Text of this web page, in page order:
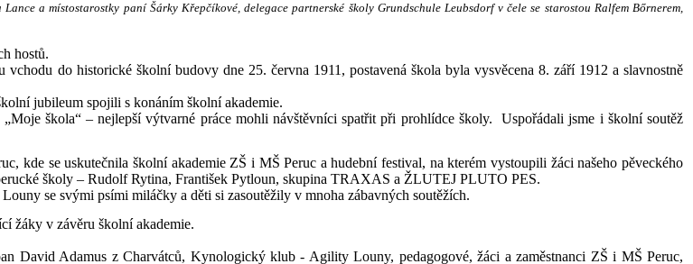
a místostarostky paní Šárky Křepčíkové, delegace partnerské školy Grundschule Leubsdorf v čele se starostou Ralfem Bőrnerem,
hostů.
do historické školní budovy dne 25. června 1911, postavená škola byla vysvěcena 8. září 1912 a slavnostně
jubileum spojili s konáním školní akademie.
škola“ – nejlepší výtvarné práce mohli návštěvníci spatřit při prohlídce školy. Uspořádali jsme i školní soutěž
kde se uskutečnila školní akademie ZŠ i MŠ Peruc a hudební festival, na kterém vystoupili žáci našeho pěveckého
školy – Rudolf Rytina, František Pytloun, skupina TRAXAS a ŽLUTEJ PLUTO PES.
se svými psími miláčky a děti si zasoutěžily v mnoha zábavných soutěžích.
žáky v závěru školní akademie.
David Adamus z Charvátců, Kynologický klub - Agility Louny, pedagogové, žáci a zaměstnanci ZŠ i MŠ Peruc,